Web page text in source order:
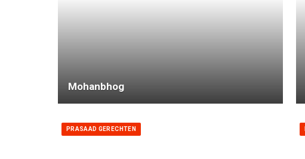
Mohanbhog
PRASAAD GERECHTEN